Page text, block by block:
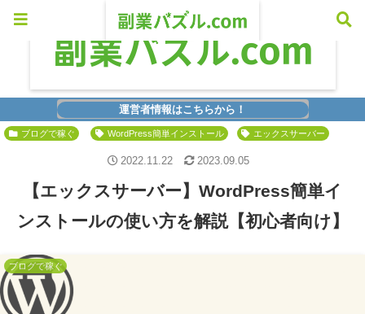
運営者情報はこちらから！
ブログで稼ぐ WordPress簡単インストール エックスサーバー
【エックスサーバー】WordPress簡単イ
ンストールの使い方を解説【初心者向け】
ブログで稼ぐ
2022.11.22 2023.09.05